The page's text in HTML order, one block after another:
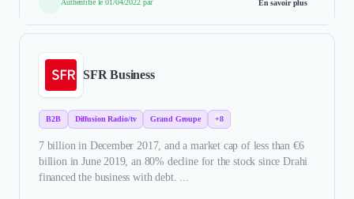
En savoir plus
SFR Business
B2B Diffusion Radio/tv Grand Groupe +8
7 billion in December 2017, and a market cap of less than €6
billion in June 2019, an 80% decline for the stock since Drahi
financed the business with debt. ...